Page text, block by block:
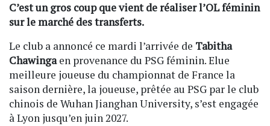
C’est un gros coup que vient de réaliser l’OL féminin
sur le marché des transferts.
Le club a annoncé ce mardi l’arrivée de Tabitha
Chawingaen provenance du PSG féminin. Elue
meilleure joueuse du championnat de France la
saison dernière, la joueuse, prêtée au PSG par le club
chinois de Wuhan Jianghan University, s’est engagée
à Lyon jusqu’en juin 2027.